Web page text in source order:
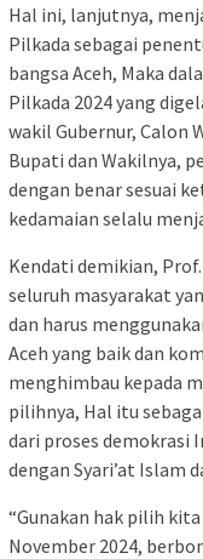
Hal ini, lanjutnya,
Pilkada sebagai
bangsa Aceh, Maka
Pilkada 2024 yang
wakil Gubernur, Calon
Bupati dan Wakilnya,
dengan benar sesuai
kedamaian selalu
Kendati demikian,
seluruh masyarakat
dan harus
Aceh yang baik dan
menghimbau kepada
pilihnya, Hal itu
dari proses demokrasi
dengan Syari’at Islam
“Gunakan hak pilih kita
November 2024,